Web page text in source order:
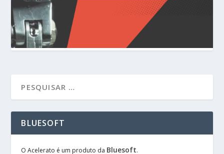
BLUESOFT
O Acelerato é um produto da Bluesoft.